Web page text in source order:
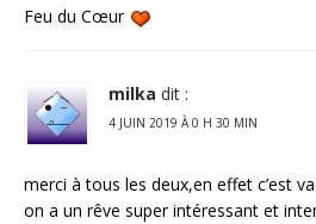
Feu du Cœur
milka dit :
4 JUIN 2019 À 0 H 30 MIN
merci à tous les deux,en effet c’est
on a un rêve super intéressant et